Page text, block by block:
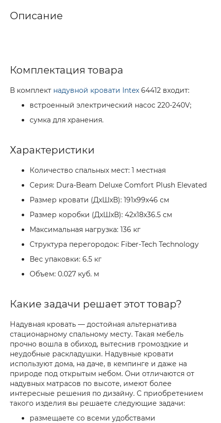
Описание
Комплектация товара
В комплект надувной кровати Intex 64412 входит:
встроенный электрический насос 220-240V;
сумка для хранения.
Характеристики
Количество спальных мест: 1 местная
Серия: Dura-Beam Deluxe Comfort Plush Elevated
Размер кровати (ДxШxВ): 191х99х46 см
Размер коробки (ДxШxВ): 42х18х36.5 см
Максимальная нагрузка: 136 кг
Структура перегородок: Fiber-Tech Technology
Вес упаковки: 6.5 кг
Объем: 0.027 куб. м
Какие задачи решает этот товар?
Надувная кровать — достойная альтернатива
стационарному спальному месту. Такая мебель
прочно вошла в обиход, вытеснив громоздкие и
неудобные раскладушки. Надувные кровати
используют дома, на даче, в кемпинге и даже на
природе под открытым небом. Они отличаются от
надувных матрасов по высоте, имеют более
интересные решения по дизайну. С приобретением
такого изделия вы решаете следующие задачи:
размещаете со всеми удобствами